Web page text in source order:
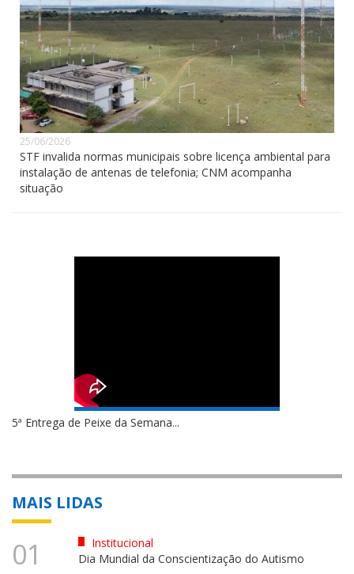
25/06/2026
STF invalida normas municipais sobre licença ambiental para
instalação de antenas de telefonia; CNM acompanha
situação
5ª Entrega de Peixe da Semana...
MAIS LIDAS
01
Institucional
Dia Mundial da Conscientização do Autismo